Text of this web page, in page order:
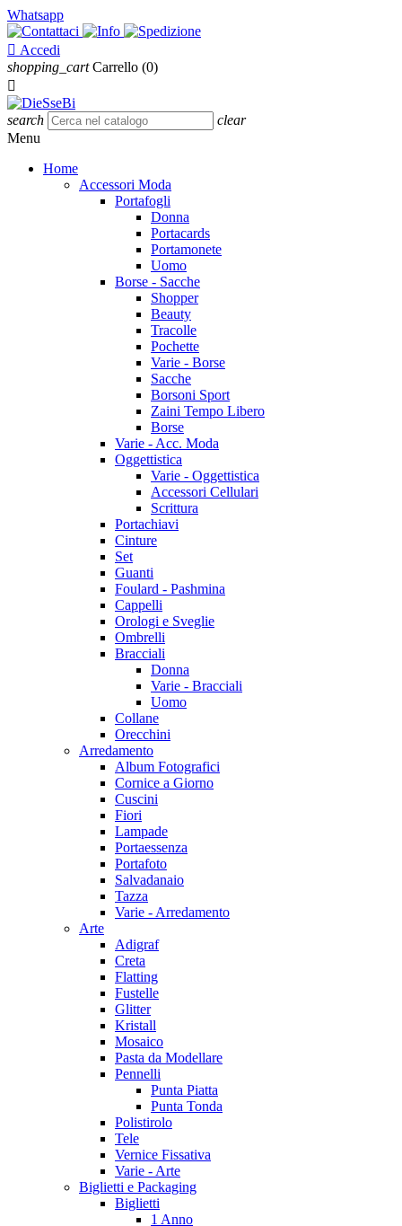
Whatsapp
 Accedi
shopping_cart Carrello (0)

search
clear
Menu
Home
Accessori Moda
Portafogli
Donna
Portacards
Portamonete
Uomo
Borse - Sacche
Shopper
Beauty
Tracolle
Pochette
Varie - Borse
Sacche
Borsoni Sport
Zaini Tempo Libero
Borse
Varie - Acc. Moda
Oggettistica
Varie - Oggettistica
Accessori Cellulari
Scrittura
Portachiavi
Cinture
Set
Guanti
Foulard - Pashmina
Cappelli
Orologi e Sveglie
Ombrelli
Bracciali
Donna
Varie - Bracciali
Uomo
Collane
Orecchini
Arredamento
Album Fotografici
Cornice a Giorno
Cuscini
Fiori
Lampade
Portaessenza
Portafoto
Salvadanaio
Tazza
Varie - Arredamento
Arte
Adigraf
Creta
Flatting
Fustelle
Glitter
Kristall
Mosaico
Pasta da Modellare
Pennelli
Punta Piatta
Punta Tonda
Polistirolo
Tele
Vernice Fissativa
Varie - Arte
Biglietti e Packaging
Biglietti
1 Anno